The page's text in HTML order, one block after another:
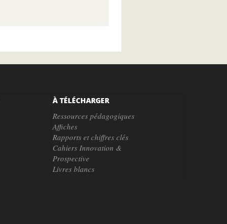
À TÉLÉCHARGER
Ressources pédagogiques
Affiches
Rapports et chiffres clés
Cahiers Innovation &
Prospective
Livres blancs